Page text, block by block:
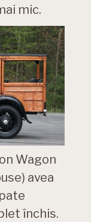
mic.
Wagon
avea
închis.